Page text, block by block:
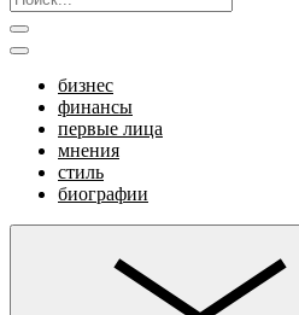
бизнес
финансы
первые лица
мнения
стиль
биографии